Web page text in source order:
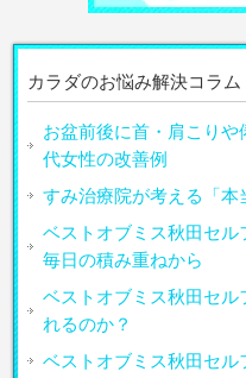
カラダのお悩み解決コラム
お盆前後に首・肩こり
代女性の改善例
すみ治療院が考える「本
ベストオブミス秋田セ
毎日の積み重ねから
ベストオブミス秋田セ
れるのか？
ベストオブミス秋田セル